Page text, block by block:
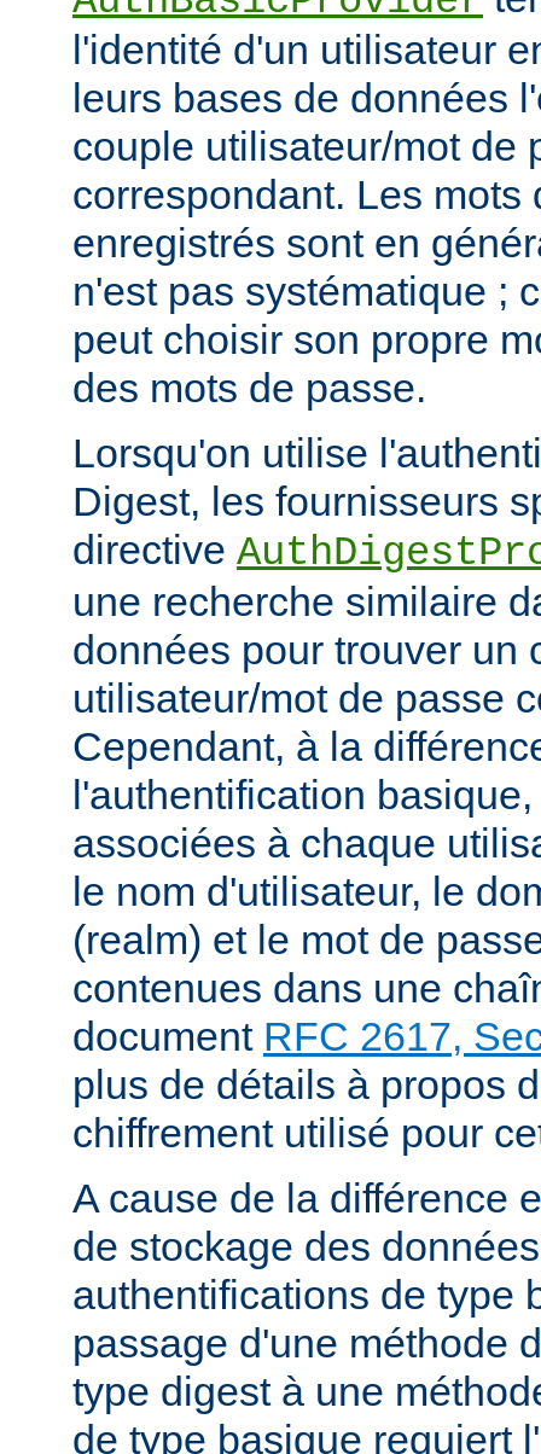
l'identité d'un utilisateur
leurs bases de données
couple utilisateur/mot de
correspondant. Les mots
enregistrés sont en
n'est pas systématique ;
peut choisir son propre
des mots de passe.
Lorsqu'on utilise
Digest, les fournisseurs
directive
une recherche similaire
données pour trouver un
utilisateur/mot de passe
Cependant, à la
l'authentification
associées à chaque
le nom d'utilisateur, le
(realm) et le mot de
contenues dans une
document RFC 2617,
plus de détails à propos
chiffrement utilisé pour
A cause de la différence
de stockage des
authentifications de type
passage d'une méthode
type digest à une
de type basique requiert